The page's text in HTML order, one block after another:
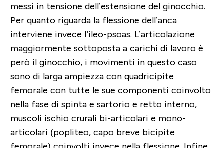
messi in tensione dell’estensione del ginocchio.
Per quanto riguarda la flessione dell’anca
interviene invece l’ileo-psoas. L’articolazione
maggiormente sottoposta a carichi di lavoro è
però il ginocchio, i movimenti in questo caso
sono di larga ampiezza con quadricipite
femorale con tutte le sue componenti coinvolto
nella fase di spinta e sartorio e retto interno,
muscoli ischio crurali bi-articolari e mono-
articolari (popliteo, capo breve bicipite